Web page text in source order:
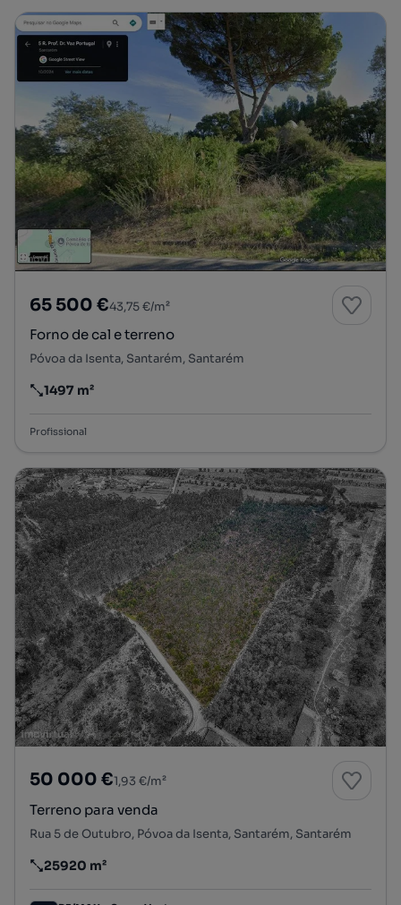
65 500 €43,75 €/m²
Forno de cal e terreno
Póvoa da Isenta, Santarém, Santarém
Preço por metro quadrado
1497 m²
Profissional
50 000 €1,93 €/m²
Terreno para venda
Rua 5 de Outubro, Póvoa da Isenta, Santarém, Santarém
Preço por metro quadrado
25920 m²